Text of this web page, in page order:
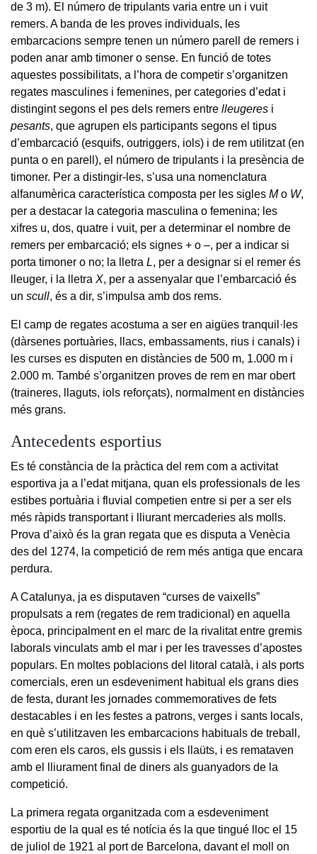
de 3 m). El número de tripulants varia entre un i vuit
remers. A banda de les proves individuals, les
embarcacions sempre tenen un número parell de remers i
poden anar amb timoner o sense. En funció de totes
aquestes possibilitats, a l’hora de competir s’organitzen
regates masculines i femenines, per categories d’edat i
distingint segons el pes dels remers entre lleugeres i
pesants, que agrupen els participants segons el tipus
d’embarcació (esquifs, outriggers, iols) i de rem utilitzat (en
punta o en parell), el número de tripulants i la presència de
timoner. Per a distingir-les, s’usa una nomenclatura
alfanumèrica característica composta per les sigles Mo W,
per a destacar la categoria masculina o femenina; les
xifres u, dos, quatre i vuit, per a determinar el nombre de
remers per embarcació; els signes + o –, per a indicar si
porta timoner o no; la lletra L, per a designar si el remer és
lleuger, i la lletra X, per a assenyalar que l’embarcació és
un scull, és a dir, s’impulsa amb dos rems.
El camp de regates acostuma a ser en aigües tranquil·les
(dàrsenes portuàries, llacs, embassaments, rius i canals) i
les curses es disputen en distàncies de 500 m, 1.000 m i
2.000 m. També s’organitzen proves de rem en mar obert
(traineres, llaguts, iols reforçats), normalment en distàncies
més grans.
Antecedents esportius
Es té constància de la pràctica del rem com a activitat
esportiva ja a l’edat mitjana, quan els professionals de les
estibes portuària i fluvial competien entre si per a ser els
més ràpids transportant i lliurant mercaderies als molls.
Prova d’això és la gran regata que es disputa a Venècia
des del 1274, la competició de rem més antiga que encara
perdura.
A Catalunya, ja es disputaven “curses de vaixells”
propulsats a rem (regates de rem tradicional) en aquella
època, principalment en el marc de la rivalitat entre gremis
laborals vinculats amb el mar i per les travesses d’apostes
populars. En moltes poblacions del litoral català, i als ports
comercials, eren un esdeveniment habitual els grans dies
de festa, durant les jornades commemoratives de fets
destacables i en les festes a patrons, verges i sants locals,
en què s’utilitzaven les embarcacions habituals de treball,
com eren els caros, els gussis i els llaüts, i es remataven
amb el lliurament final de diners als guanyadors de la
competició.
La primera regata organitzada com a esdeveniment
esportiu de la qual es té notícia és la que tingué lloc el 15
de juliol de 1921 al port de Barcelona, davant el moll on